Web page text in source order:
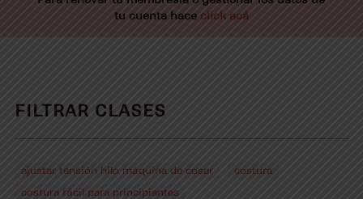
tu cuenta hace click acá
FILTRAR CLASES
ajustar tensión hilo máquina de coser
costura
costura fácil para principiantes